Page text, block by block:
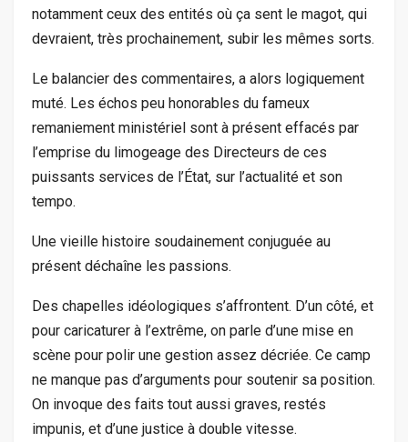
notamment ceux des entités où ça sent le magot, qui
devraient, très prochainement, subir les mêmes sorts.
Le balancier des commentaires, a alors logiquement
muté. Les échos peu honorables du fameux
remaniement ministériel sont à présent effacés par
l’emprise du limogeage des Directeurs de ces
puissants services de l’État, sur l’actualité et son
tempo.
Une vieille histoire soudainement conjuguée au
présent déchaîne les passions.
Des chapelles idéologiques s’affrontent. D’un côté, et
pour caricaturer à l’extrême, on parle d’une mise en
scène pour polir une gestion assez décriée. Ce camp
ne manque pas d’arguments pour soutenir sa position.
On invoque des faits tout aussi graves, restés
impunis, et d’une justice à double vitesse.